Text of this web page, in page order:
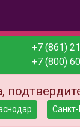
+7 (861)
+7 (800)